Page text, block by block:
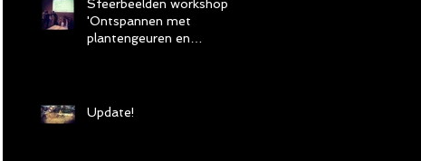
Sfeerbeelden workshop
'Ontspannen met
plantengeuren en
Update!